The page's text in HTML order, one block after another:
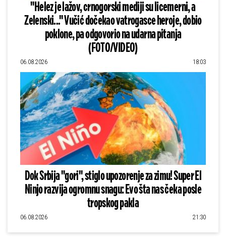
"Helez je lažov, crnogorski mediji su licemerni, a
Zelenski..." Vučić dočekao vatrogasce heroje, dobio
poklone, pa odgovorio na udarna pitanja
(FOTO/VIDEO)
06.08.2026 18:03
Dok Srbija "gori", stiglo upozorenje za zimu! Super El
Ninjo razvija ogromnu snagu: Evo šta nas čeka posle
tropskog pakla
06.08.2026 21:30